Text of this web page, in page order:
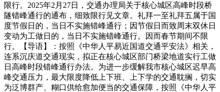
限行。2025年2月27日，交通办理局关于核心城区高峰时段桥
隧错峰通行的通布，细致限行见文章。礼拜一至礼拜五属于国
度节假日的，当日不实施错峰通行；因节假日而致周末双休日
变动为工做日的，当日不实施错峰通行。因而春节期间不限
行。【导语】：按照《中华人平易近国道交通平安法》相关，
连系沉庆道交通现实，拟正在核心城区部门桥梁地道实行工做
日高峰时段错峰通行办法。为进一步缓解我市核心城区迟早高
峰交通压力，最大限度降低上下班、上下学的交通耽搁，切实
为泛博群产、糊口供给愈加便当的交通保障，按照《中华人平